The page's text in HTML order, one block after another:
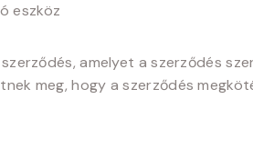
eszköz
amelyet a szerződés
meg, hogy a szerződés